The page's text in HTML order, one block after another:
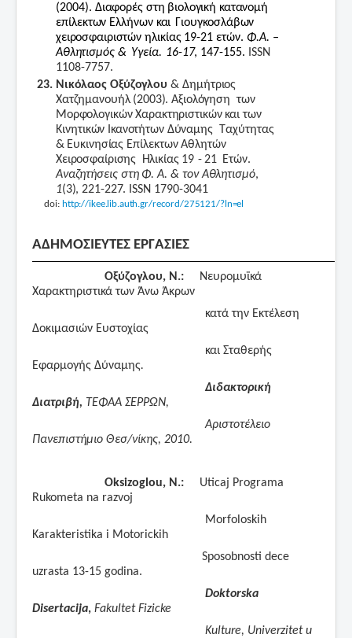
(2004). Διαφορές στη βιολογική κατανομή
επίλεκτων Ελλήνων και Γιουγκοσλάβων
χειροσφαιριστών ηλικίας 19-21 ετών. Φ.Α. –
Αθλητισμός& Υγεία. 16-17, 147-155. ISSN
1108-7757.
23. Νικόλαος Οξύζογλου & Δημήτριος
Χατζημανουήλ (2003). Αξιολόγηση των
Μορφολογικών Χαρακτηριστικών καιτων
Κινητικών Ικανοτήτων Δύναμης
Ταχύτητας
& Ευκινησίας Επίλεκτων Αθλητών
Χειροσφαίρισης Ηλικίας 19 - 21 Ετών.
Αναζητήσεις στη Φ. Α. & τονΑθλητισμό,
1(3), 221-227. ISSN 1790-3041
doi: http://ikee.lib.auth.gr/record/275121/?ln=el
ΑΔΗΜΟΣΙΕΥΤΕΣ ΕΡΓΑΣΙΕΣ
Οξύζογλου, Ν.: Νευρομυϊκά
Χαρακτηριστικά των Άνω Άκρων
κατά την Εκτέλεση
Δοκιμασιών Ευστοχίας
και Σταθερής
Εφαρμογής Δύναμης.
Διδακτορική
Διατριβή, ΤΕΦΑΑ ΣΕΡΡΩΝ,
Αριστοτέλειο
Πανεπιστήμιο Θεσ/νίκης, 2010.
Oksizoglou, N .: Uticaj Programa
Rukometa na razvoj
Morfoloskih
Karakteristika i Motorickih
Sposobnosti dece
uzrasta 13-15 godina.
Doktorska
Disertacija, Fakultet Fizicke
Kulture, Univerzitet u